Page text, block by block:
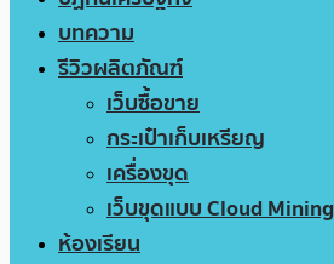
บทความ
รีวิวผลิตภัณฑ์
เว็บซื้อขาย
กระเป๋าเก็บเหรียญ
เครื่องขุด
เว็บขุดแบบ Cloud Mining
ห้องเรียน